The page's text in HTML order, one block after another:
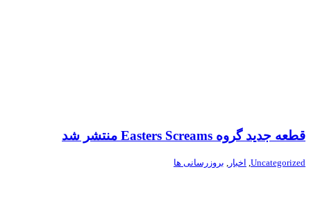
قطعه جدید گروه Easters Screams منتشر شد
Uncategorized
, اخبار , بروزرسانی ها